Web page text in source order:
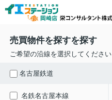
売買物件を探すを探す
ご希望の沿線を選択してください
名古屋鉄道
名鉄名古屋本線